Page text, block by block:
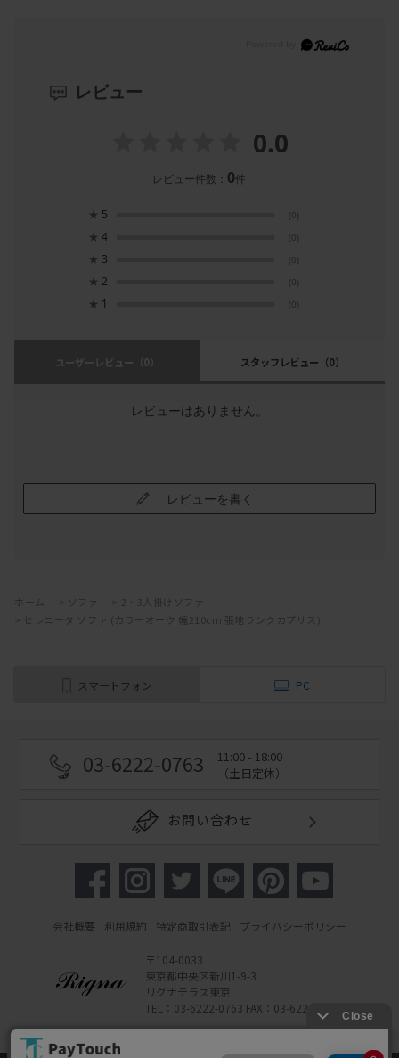
レビュー
0.0
レビュー件数： 0件
★ 5 (0)
★ 4 (0)
★ 3 (0)
★ 2 (0)
★ 1 (0)
ユーザーレビュー （0） スタッフレビュー （0）
レビューはありません。
レビューを書く
ホーム ソファ
2・3人掛けソファ
セレニータ ソファ (カラーオーク 幅210cm 張地ランクカプリス)
スマートフォン PC
03-6222-0763
11:00 - 18:00
（土日定休）
お問い合わせ
会社概要 利用規約 特定商取引表記 プライバシーポリシー
〒104-0033
東京都中央区新川1-9-3
リグナテラス東京
TEL：03-6222-0763 FAX：03-6222-0762
Powered by Watahan Partners Co., Ltd.